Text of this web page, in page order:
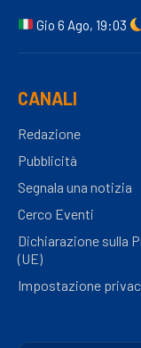
Gio 6 Ago, 19:03
CANALI
Redazione
Pubblicità
Segnala una notizia
Cerco Eventi
Dichiarazione sulla
(UE)
Impostazione